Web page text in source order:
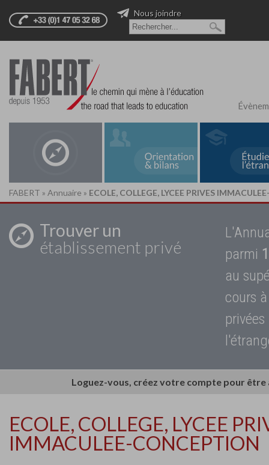
Nous joindre
FABERT » Annuaire » ECOLE, COLLEGE, LYCEE PRIVES
Trouver un
établissement privé
parmi
au
cours
Loguez-vous, créez votre compte pour
ECOLE, COLLEGE, LYCEE
IMMACULEE-CONCEPTION